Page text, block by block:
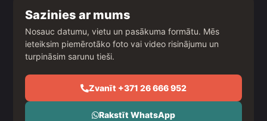
b
o
o
k
a
g
r
a
m
u
b
e
Sazinies ar mums
Nosauc datumu, vietu un pasākuma formātu. Mēs
ieteiksim piemērotāko foto vai video risinājumu un
turpināsim sarunu tieši.
Zvanīt +371 26 666 952
Rakstīt WhatsApp